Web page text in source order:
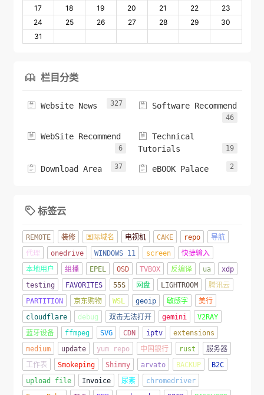
17
18 19 20 21 22
23
24
25 26 27 28 29
30
31
 栏目分类
 Website News 327  Software Recommend
46
 WebSite Recommend
6
 Technical
Tutorials
19
 Download Area 37  eBOOK Palace 2
 标签云
REMOTE 装修 国际域名 电视机 CAKE repo
导航
代理
onedrive WINDOWS 11 screen
快捷输入
本地用户
组播 EPEL OSD TVBOX 反编译 ua
xdp
testing
FAVORITES 55S 网盘 LIGHTROOM
腾讯云
PARTITION
京东购物 WSL geoip 敏感字
美行
cloudflare
debug 双击无法打开 gemini
V2RAY
蓝牙设备
ffmpeg SVG CDN iptv
extensions
medium
update yum repo 中国银行 rust
服务器
工作表
Smokeping Shimmy arvato BACKUP
B2C
upload file
Invoice 尿素
chromedriver